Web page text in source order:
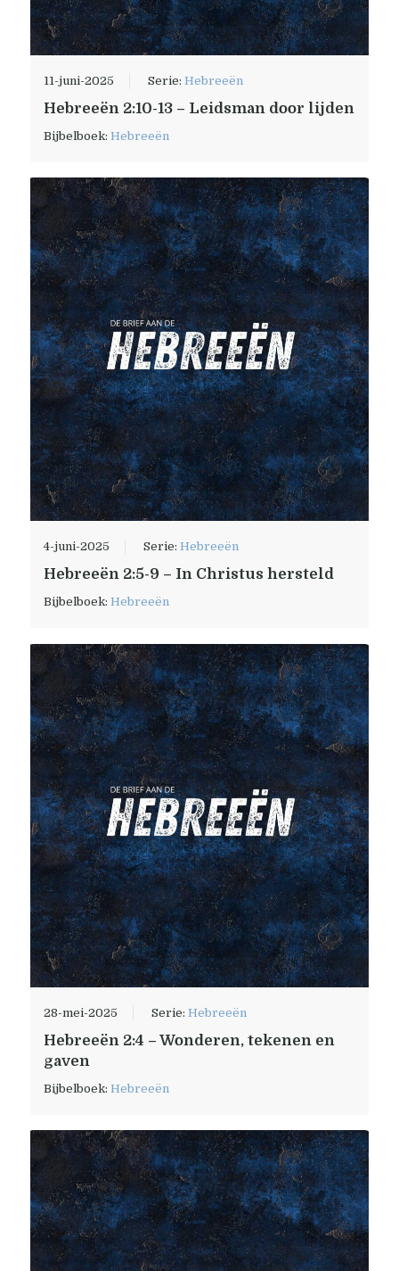
11-juni-2025 Serie:Hebreeën
Hebreeën 2:10-13 – Leidsman door lijden
Bijbelboek:Hebreeën
4-juni-2025 Serie:Hebreeën
Hebreeën 2:5-9 – In Christus hersteld
Bijbelboek:Hebreeën
28-mei-2025 Serie:Hebreeën
Hebreeën 2:4 – Wonderen, tekenen en
gaven
Bijbelboek:Hebreeën